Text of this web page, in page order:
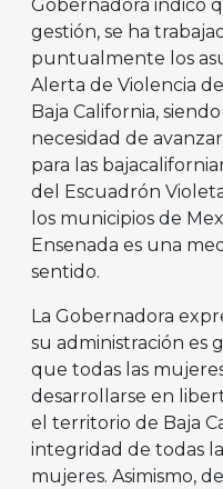
Gobernadora indicó
gestión, se ha
puntualmente los
Alerta de Violencia
Baja California,
necesidad de
para las
del Escuadrón
los municipios de
Ensenada es una
sentido.
La Gobernadora
su administración es
que todas las
desarrollarse en
el territorio de Baja
integridad de todas
mujeres. Asimismo,